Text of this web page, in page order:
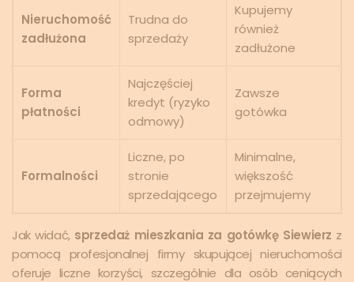
Nieruchomość
zadłużona
Trudna do
sprzedaży
Kupujemy
również
zadłużone
Forma
płatności
Najczęściej
kredyt (ryzyko
odmowy)
Zawsze
gotówka
Formalności
Liczne, po
stronie
sprzedającego
Minimalne,
większość
przejmujemy
Jak widać, sprzedaż mieszkania za gotówkę Siewierz z
pomocą profesjonalnej firmy skupującej nieruchomości
oferuje liczne korzyści, szczególnie dla osób ceniących